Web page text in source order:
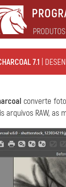
PRODUTOS
7.1 |
converte
arquivos RAW, as